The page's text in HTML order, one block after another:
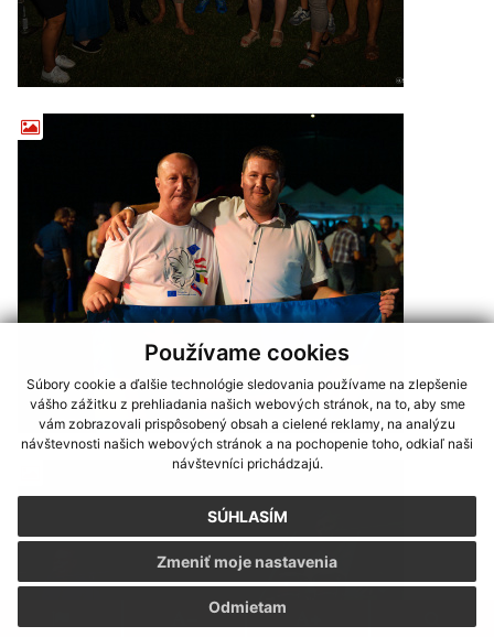
Používame cookies
Súbory cookie a ďalšie technológie sledovania používame na zlepšenie
vášho zážitku z prehliadania našich webových stránok, na to, aby sme
vám zobrazovali prispôsobený obsah a cielené reklamy, na analýzu
návštevnosti našich webových stránok a na pochopenie toho, odkiaľ naši
návštevníci prichádzajú.
SÚHLASÍM
Odmietam
Zmeniť moje nastavenia